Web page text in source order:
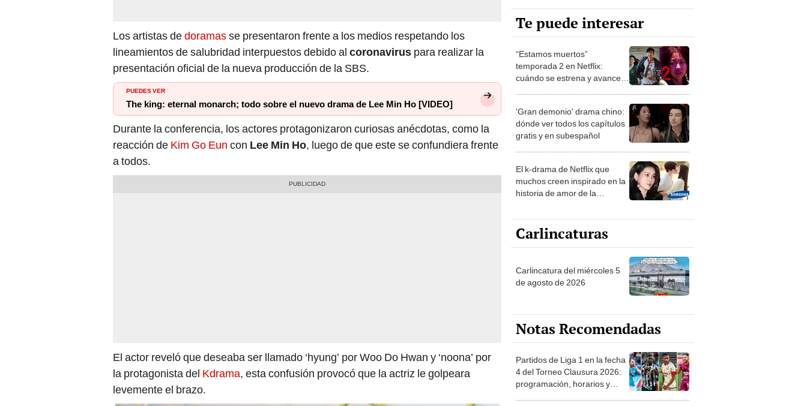
Los artistas dedoramasse presentaron frente a los medios respetando los
lineamientos de salubridad interpuestos debido al coronavirus para realizar la
presentación oficial de la nueva producción de la SBS.
PUEDES VER
The king: eternal monarch; todo sobre el nuevo drama de Lee Min Ho [VIDEO]
Durante la conferencia, los actores protagonizaron curiosas anécdotas, como la
reacción de Kim Go Eun con Lee Min Ho, luego de que este se confundiera frente
a todos.
El actor reveló que deseaba ser llamado ‘hyung’ por Woo Do Hwan y ‘noona’ por
la protagonista del Kdrama, esta confusión provocó que la actriz le golpeara
levemente el brazo.
Te puede interesar
“Estamos muertos”
temporada 2 en Netflix:
cuándo se estrena y avances
'Gran demonio' drama chino:
dónde ver todos los capítulos
gratis y en subespañol
El k-drama de Netflix que
muchos creen inspirado en la
historia de amor de la
Carlincaturas
Carlincatura del miércoles 5
de agosto de 2026
Notas Recomendadas
Partidos de Liga 1 en la fecha
4 del Torneo Clausura 2026:
programación, horarios y